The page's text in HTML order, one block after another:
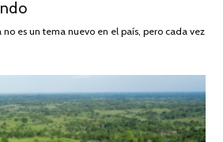
DE
es un tema nuevo en el país, pero cada vez